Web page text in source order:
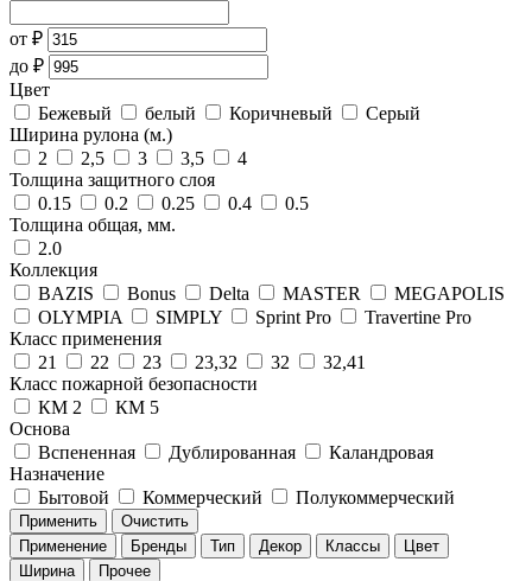
от ₽
до ₽
Цвет
Бежевый
белый Коричневый
Серый
Ширина рулона (м.)
2
2,5 3 3,5
4
Толщина защитного слоя
0.15
0.2 0.25 0.4
0.5
Толщина общая, мм.
2.0
Коллекция
BAZIS
Bonus Delta MASTER
MEGAPOLIS
OLYMPIA
SIMPLY Sprint Pro
Travertine Pro
Класс применения
21
22 23 23,32 32
32,41
Класс пожарной безопасности
КМ 2
КМ 5
Основа
Вспененная
Дублированная
Каландровая
Назначение
Бытовой
Коммерческий Полукоммерческий
Применить
Очистить
Применение
Бренды Тип Декор Классы
Цвет
Ширина
Прочее